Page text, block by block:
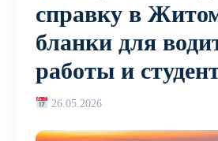
справку в
бланки для
работы и
26.05.2026